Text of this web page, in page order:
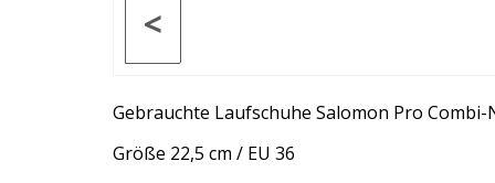
<
Gebrauchte Laufschuhe Salomon Pro Combi-
Größe 22,5 cm / EU 36